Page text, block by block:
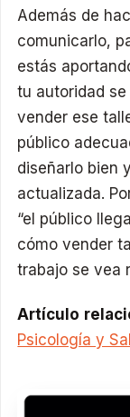
Además de
comunicarlo,
estás
tu autoridad
vender ese
público
diseñarlo bien
actualizada.
“el público
cómo vender
trabajo se vea
Artículo
Psicología y